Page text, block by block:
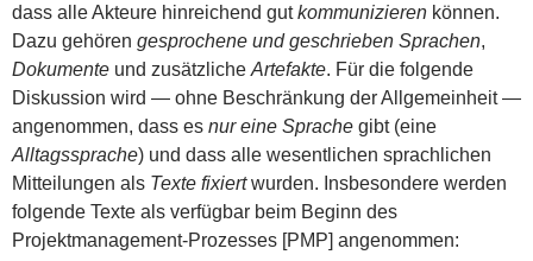
dass alle Akteure hinreichend gutkommunizieren können.
Dazu gehören gesprochene und geschrieben Sprachen,
Dokumente und zusätzliche Artefakte. Für die folgende
Diskussion wird — ohne Beschränkung der Allgemeinheit —
angenommen, dass es nur eine Sprache gibt (eine
Alltagssprache) und dass alle wesentlichen sprachlichen
Mitteilungen als Texte fixiertwurden. Insbesondere werden
folgende Texte als verfügbar beim Beginn des
Projektmanagement-Prozesses [PMP] angenommen: